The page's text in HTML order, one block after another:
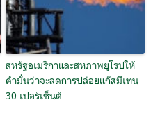
สหรัฐอเมริกาและสหภาพยุโรปให้
คำมั่นว่าจะลดการปล่อยแก๊สมีเทน
30 เปอร์เซ็นต์